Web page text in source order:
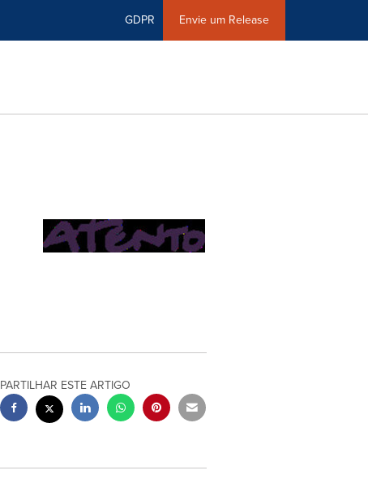
GDPR Envie um Release
PARTILHAR ESTE ARTIGO